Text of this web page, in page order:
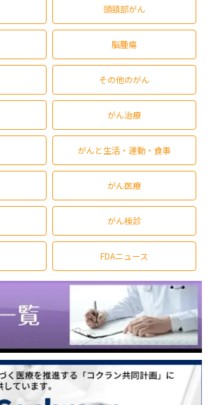
頭頸部がん
脳腫瘍
その他のがん
がん治療
がんと生活・運動・食事
がん医療
がん検診
FDAニュース